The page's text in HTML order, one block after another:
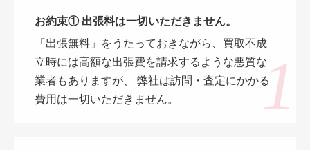
お約束① 出張料は一切いただきません。
「出張無料」をうたっておきながら、買取不成
立時には高額な出張費を請求するような悪質な
業者もありますが、 弊社は訪問・査定にかかる
費用は一切いただきません。